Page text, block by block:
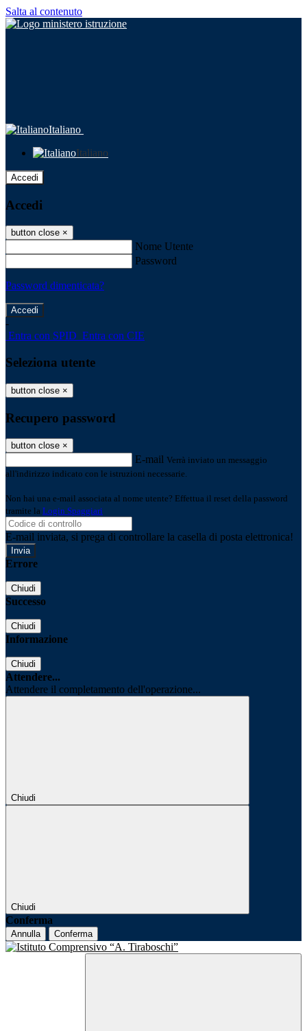
Salta al contenuto
Italiano
Italiano
Accedi
Accedi
button close ×
Nome Utente
Password
Password dimenticata?
-
Entra con SPID Entra con CIE
Seleziona utente
button close ×
Recupero password
button close ×
E-mail Verrà inviato un messaggio
all'indirizzo indicato con le istruzioni necessarie.
Non hai una e-mail associata al nome utente? Effettua il reset della password
tramite la Login Spaggiari
E-mail inviata, si prega di controllare la casella di posta elettronica!
Errore
Chiudi
Successo
Chiudi
Informazione
Chiudi
Attendere...
Attendere il completamento dell'operazione...
Chiudi
Chiudi
Conferma
Annulla Conferma